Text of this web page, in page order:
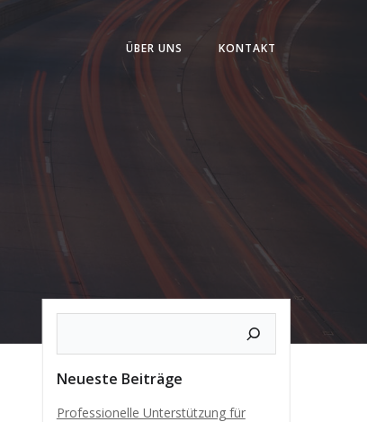
ÜBER UNS KONTAKT
Neueste Beiträge
Professionelle Unterstützung für